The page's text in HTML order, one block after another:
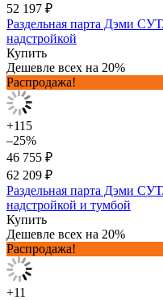
52 197 ₽
Раздельная парта Дэми
надстройкой
Купить
Дешевле всех на 20%
Распродажа!
+115
–25%
46 755 ₽
62 209 ₽
Раздельная парта Дэми
надстройкой и тумбой
Купить
Дешевле всех на 20%
Распродажа!
+11